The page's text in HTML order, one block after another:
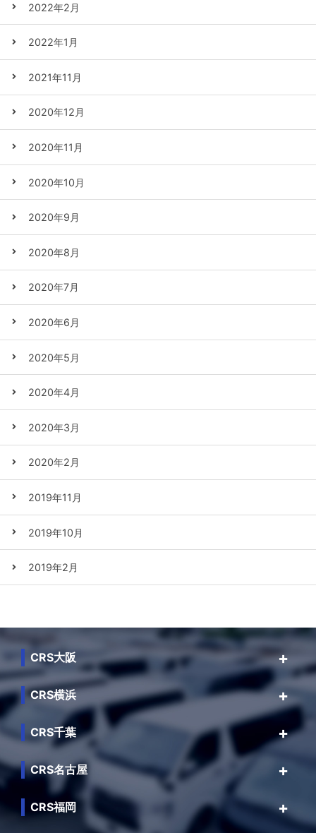
2022年2月
2022年1月
2021年11月
2020年12月
2020年11月
2020年10月
2020年9月
2020年8月
2020年7月
2020年6月
2020年5月
2020年4月
2020年3月
2020年2月
2019年11月
2019年10月
2019年2月
CRS大阪
CRS横浜
CRS千葉
CRS名古屋
CRS福岡